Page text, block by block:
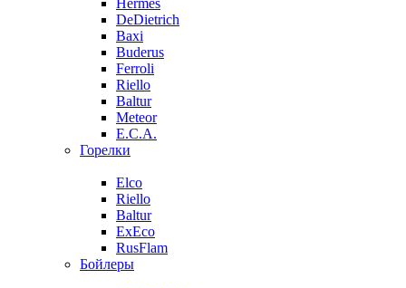
Hermes
DeDietrich
Baxi
Buderus
Ferroli
Riello
Baltur
Meteor
E.C.A.
Горелки
Elco
Riello
Baltur
ExEco
RusFlam
Бойлеры